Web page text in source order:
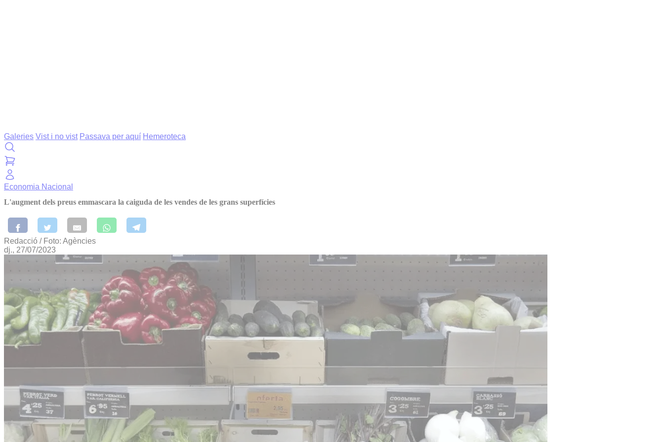
Galeries Vist i no vist Passava per aquí Hemeroteca
Economia Nacional
L'augment dels preus emmascara la caiguda de les vendes de les grans superfícies
Redacció / Foto: Agències
dj., 27/07/2023